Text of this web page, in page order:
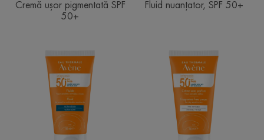
Cremă ușor pigmentată SPF
50+
Fluid nuanțator, SPF 50+
cu
SPF
50+
SPF
50+
fără
parfum